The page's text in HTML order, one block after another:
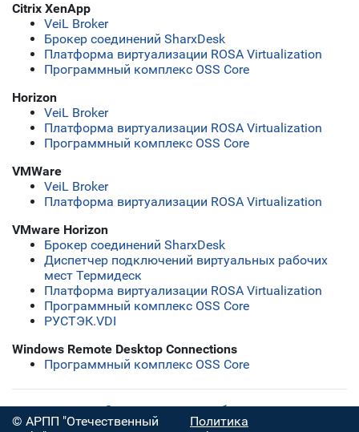
Citrix XenApp
VeiL Broker
Брокер соединений SharxDesk
Платформа виртуализации ROSA Virtualization
Программный комплекс OSS Core
Horizon
VeiL Broker
Платформа виртуализации ROSA Virtualization
Программный комплекс OSS Core
VMWare
VeiL Broker
Платформа виртуализации ROSA Virtualization
VMware Horizon
Брокер соединений SharxDesk
Диспетчер подключений виртуальных рабочих
мест Термидеск
Платформа виртуализации ROSA Virtualization
Программный комплекс OSS Core
РУСТЭК.VDI
Windows Remote Desktop Connections
Программный комплекс OSS Core
Скачать полную таблицу
© АРПП "Отечественный
Политика